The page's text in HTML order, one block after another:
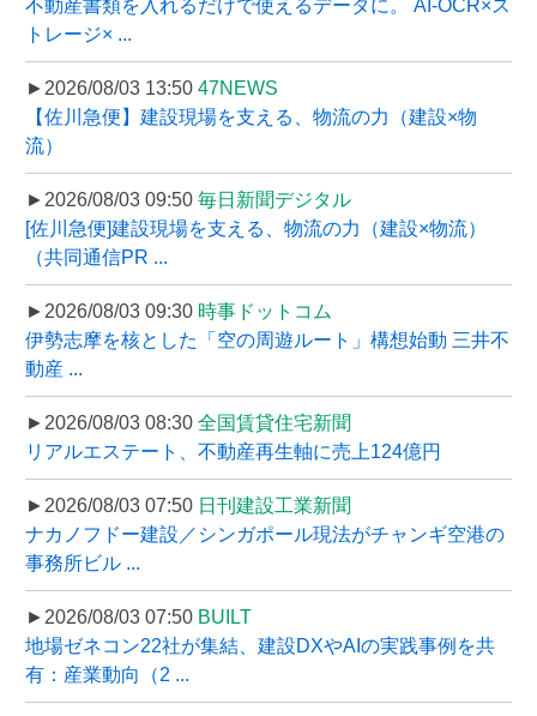
不動産書類を入れるだけで使えるデータに。 AI-OCR×ス
トレージ× ...
►2026/08/03 13:50 47NEWS
【佐川急便】建設現場を支える、物流の力（建設×物
流）
►2026/08/03 09:50 毎日新聞デジタル
[佐川急便]建設現場を支える、物流の力（建設×物流）
（共同通信PR ...
►2026/08/03 09:30 時事ドットコム
伊勢志摩を核とした「空の周遊ルート」構想始動 三井不
動産 ...
►2026/08/03 08:30 全国賃貸住宅新聞
リアルエステート、不動産再生軸に売上124億円
►2026/08/03 07:50 日刊建設工業新聞
ナカノフドー建設／シンガポール現法がチャンギ空港の
事務所ビル ...
►2026/08/03 07:50 BUILT
地場ゼネコン22社が集結、建設DXやAIの実践事例を共
有：産業動向（2 ...